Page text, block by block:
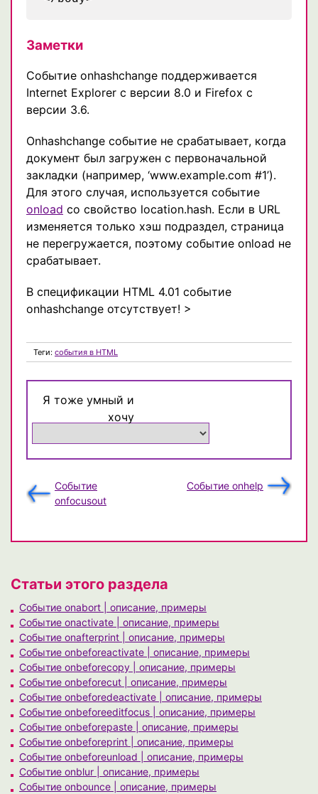
Заметки
Событие onhashchange поддерживается
Internet Explorer с версии 8.0 и Firefox с
версии 3.6.
Onhashchange событие не срабатывает, когда
документ был загружен с первоначальной
закладки (например, ‘www.example.com #1’).
Для этого случая, используется событие
onload со свойство location.hash. Если в URL
изменяется только хэш подраздел, страница
не перегружается, поэтому событие onload не
срабатывает.
В спецификации HTML 4.01 событие
onhashchange отсутствует! >
Теги: события в HTML
Я тоже умный и
хочу
Событие onhelp
Событие
onfocusout
Статьи этого раздела
Событие onabort | описание, примеры
Событие onactivate | описание, примеры
Событие onafterprint | описание, примеры
Событие onbeforeactivate | описание, примеры
Событие onbeforecopy | описание, примеры
Событие onbeforecut | описание, примеры
Событие onbeforedeactivate | описание, примеры
Событие onbeforeeditfocus | описание, примеры
Событие onbeforepaste | описание, примеры
Событие onbeforeprint | описание, примеры
Событие onbeforeunload | описание, примеры
Событие onblur | описание, примеры
Событие onbounce | описание, примеры